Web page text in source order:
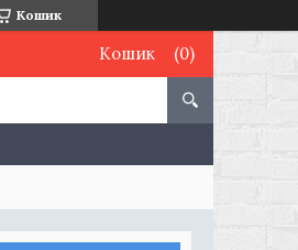
Кошик
Кошик